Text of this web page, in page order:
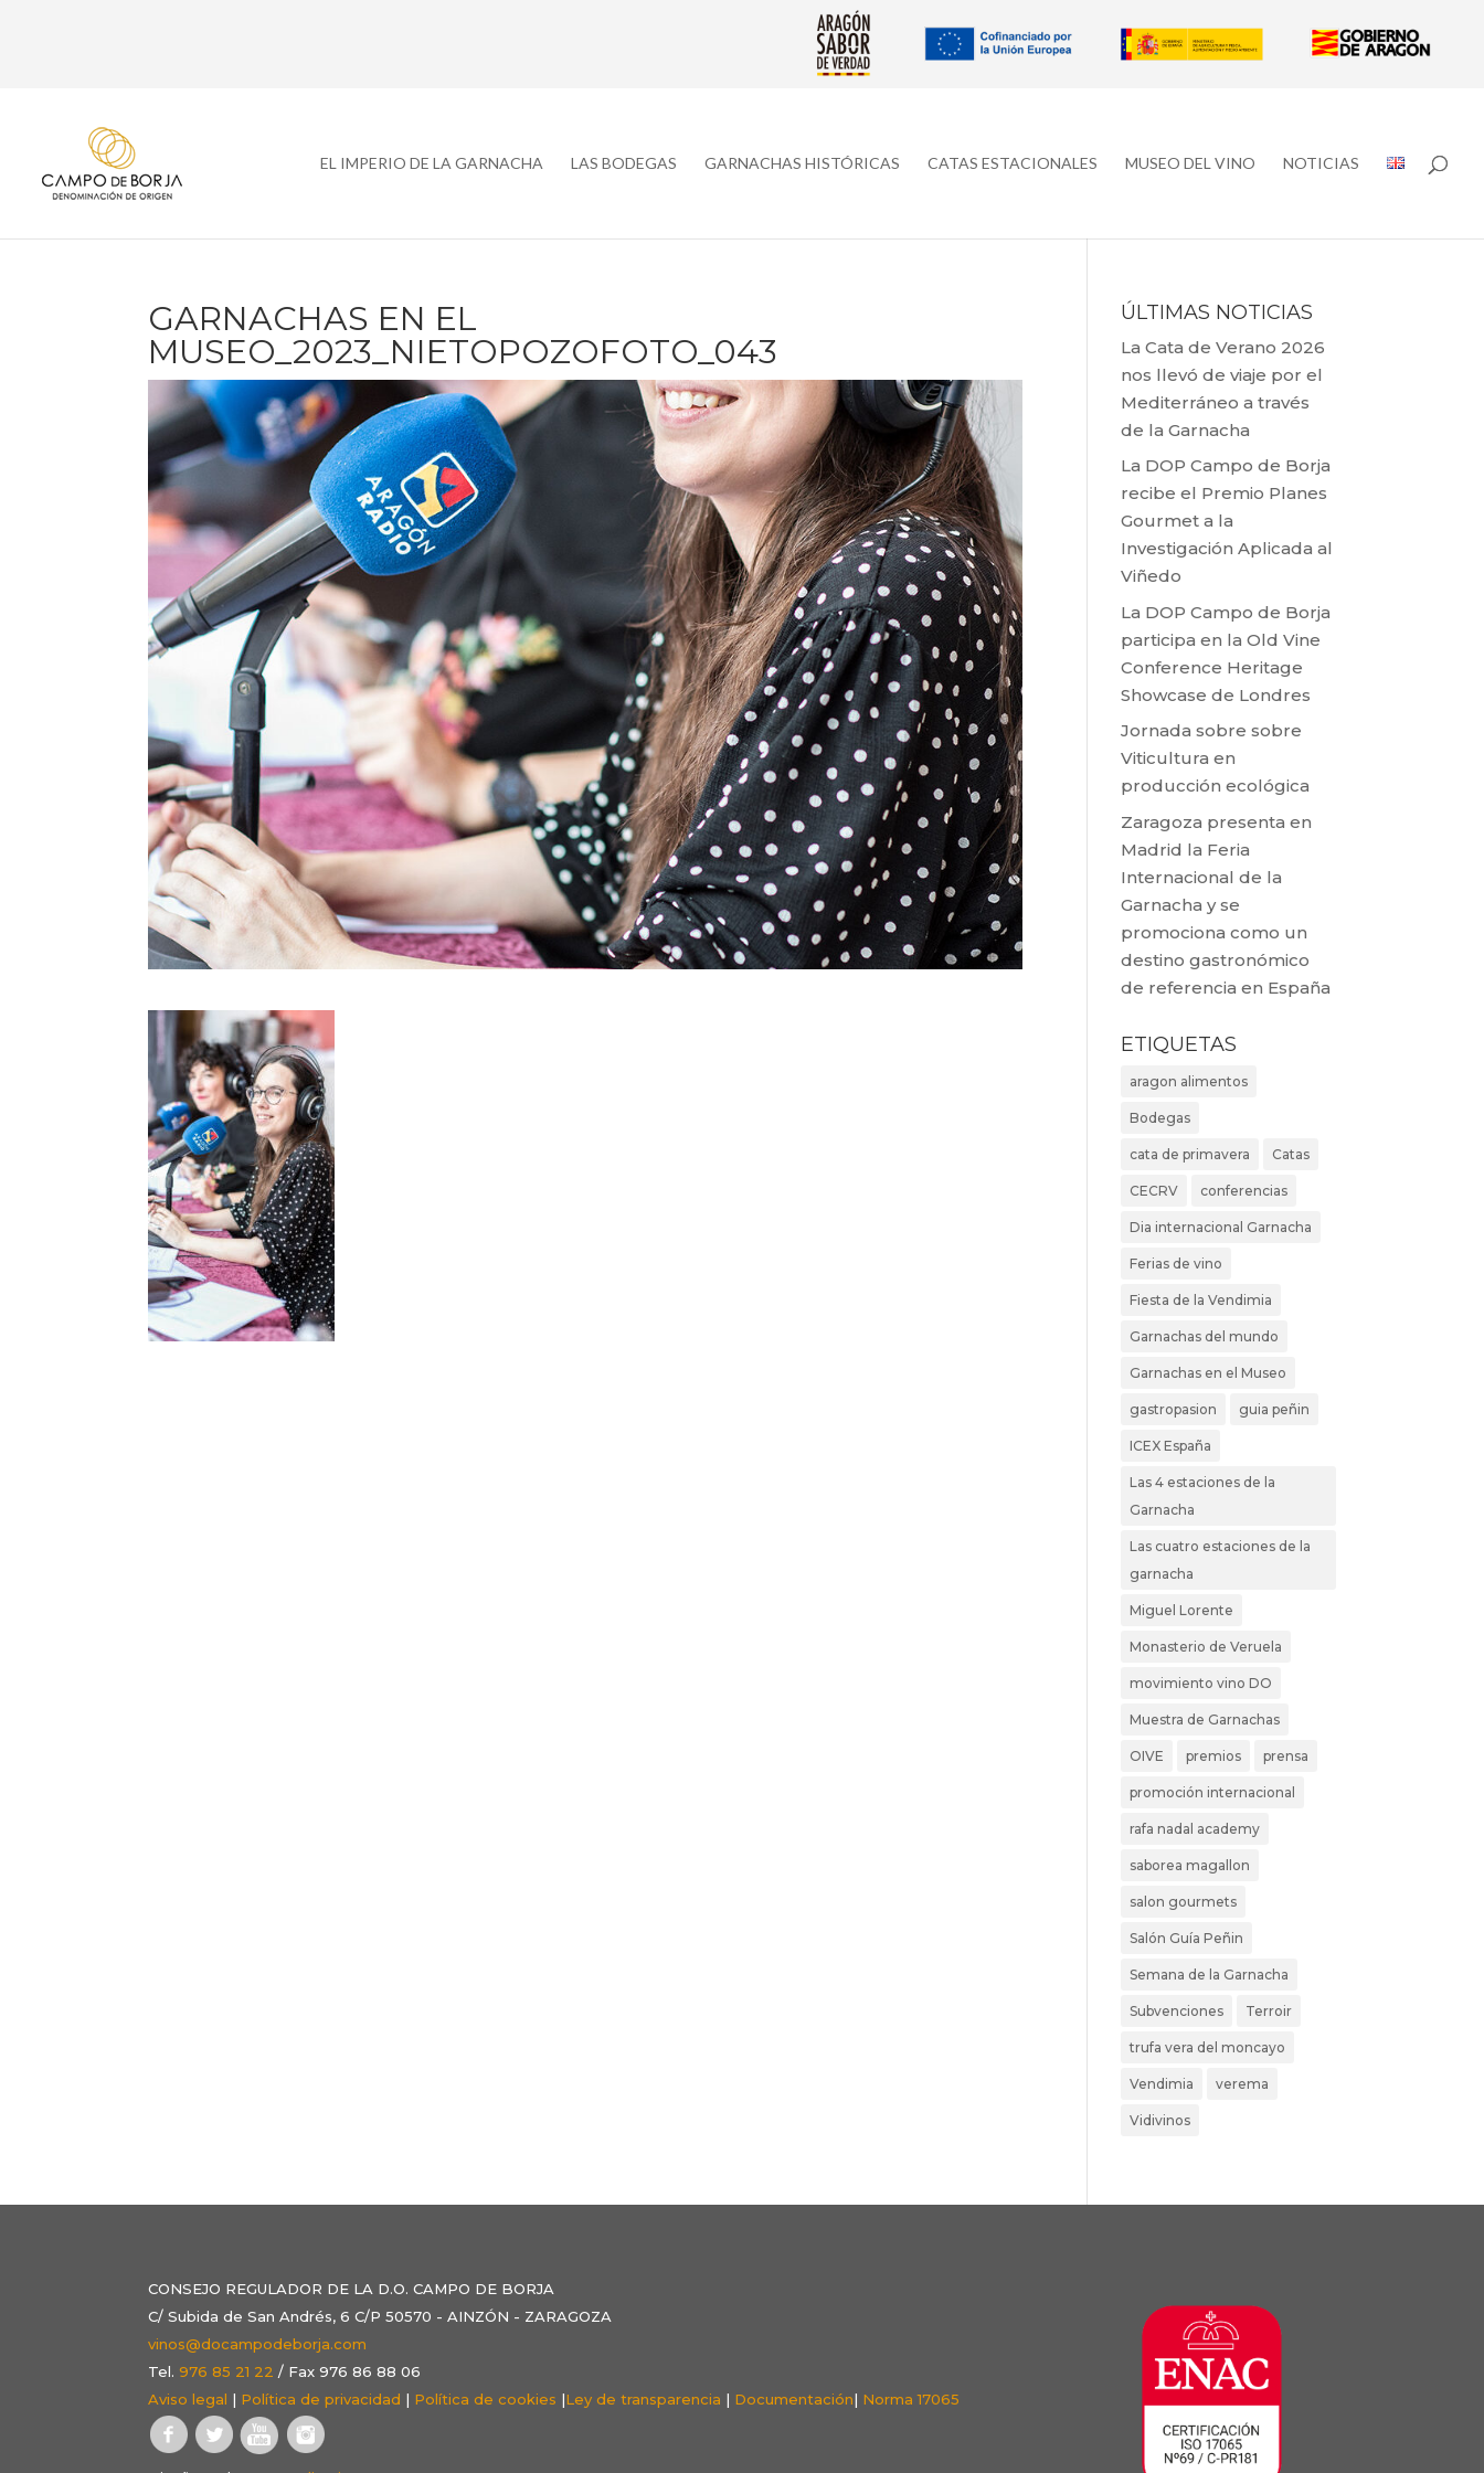
EL IMPERIO DE LA GARNACHA LAS BODEGAS GARNACHAS HISTÓRICAS CATAS ESTACIONALES MUSEO DEL VINO NOTICIAS
GARNACHAS EN EL
MUSEO_2023_NIETOPOZOFOTO_043
ÚLTIMAS NOTICIAS
La Cata de Verano 2026
nos llevó de viaje por el
Mediterráneo a través
de la Garnacha
La DOP Campo de Borja
recibe el Premio Planes
Gourmet a la
Investigación Aplicada al
Viñedo
La DOP Campo de Borja
participa en la Old Vine
Conference Heritage
Showcase de Londres
Jornada sobre sobre
Viticultura en
producción ecológica
Zaragoza presenta en
Madrid la Feria
Internacional de la
Garnacha y se
promociona como un
destino gastronómico
de referencia en España
ETIQUETAS
aragon alimentos
Bodegas
cata de primavera Catas
CECRV conferencias
Dia internacional Garnacha
Ferias de vino
Fiesta de la Vendimia
Garnachas del mundo
Garnachas en el Museo
gastropasion guia peñin
ICEX España
Las 4 estaciones de la
Garnacha
Las cuatro estaciones de la
garnacha
Miguel Lorente
Monasterio de Veruela
movimiento vino DO
Muestra de Garnachas
OIVE premios prensa
promoción internacional
rafa nadal academy
saborea magallon
salon gourmets
Salón Guía Peñin
Semana de la Garnacha
Subvenciones Terroir
trufa vera del moncayo
Vendimia verema
Vidivinos
CONSEJO REGULADOR DE LA D.O. CAMPO DE BORJA
C/ Subida de San Andrés, 6 C/P 50570 - AINZÓN - ZARAGOZA
vinos@docampodeborja.com
Tel.976 85 21 22 / Fax 976 86 88 06
Aviso legal | Política de privacidad | Política de cookies |Ley de transparencia | Documentación| Norma 17065